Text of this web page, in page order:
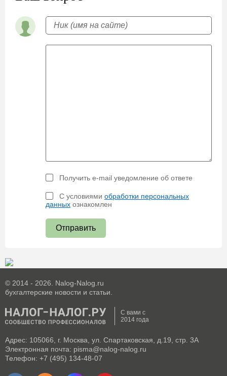
Получить e-mail уведомление об ответе
С условиями обработки персональных
данных ознакомлен
Отправить
© 2014 - 2026. Nalog-Nalog.ru
бухгалтерские новости и статьи.
С вами с
2014 года
Адрес: 105066, г. Москва, ул. Спартаковская, д.19, стр. 3А
Электронная почта: pisma@nalog-nalog.ru
Телефон: +7 (495) 134-48-07